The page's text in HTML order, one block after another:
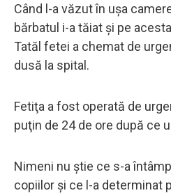
Când l-a văzut în uşa
bărbatul i-a tăiat şi pe
Tatăl fetei a chemat de
dusă la spital.
Fetiţa a fost operată de
puţin de 24 de ore după ce
Nimeni nu ştie ce s-a
copiilor şi ce l-a determinat